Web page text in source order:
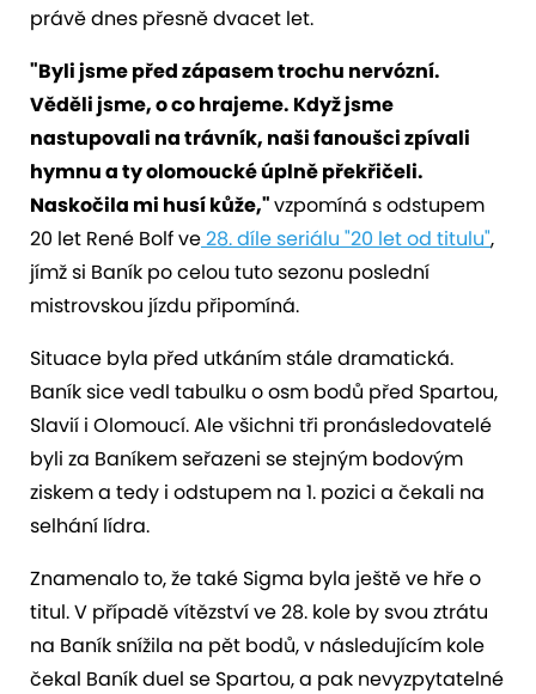
právě dnes přesně dvacet let.
"Byli jsme před zápasem trochu nervózní.
Věděli jsme, o co hrajeme. Když jsme
nastupovali na trávník, naši fanoušci zpívali
hymnu a ty olomoucké úplně překřičeli.
Naskočila mi husí kůže,"vzpomíná s odstupem
20 let René Bolf ve28. díle seriálu "20 let od titulu",
jímž si Baník po celou tuto sezonu poslední
mistrovskou jízdu připomíná.
Situace byla před utkáním stále dramatická.
Baník sice vedl tabulku o osm bodů před Spartou,
Slavií i Olomoucí. Ale všichni tři pronásledovatelé
byli za Baníkem seřazeni se stejným bodovým
ziskem a tedy i odstupem na 1. pozici a čekali na
selhání lídra.
Znamenalo to, že také Sigma byla ještě ve hře o
titul. V případě vítězství ve 28. kole by svou ztrátu
na Baník snížila na pět bodů, v následujícím kole
čekal Baník duel se Spartou, a pak nevyzpytatelné